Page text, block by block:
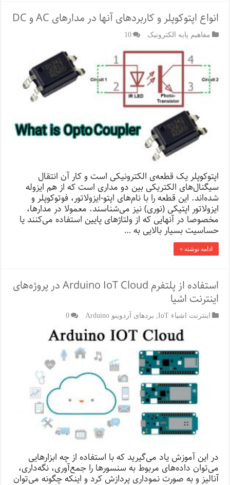
انواع اپتوکوپلر و کاربردهای آنها در مدارهای AC و DC
مفاهیم پایه الکترونیک 10
اپتوکوپلر یک قطعه‌ی الکترونیکی است و کار آن انتقال
سیگنال‌های الکتریکی بین دو مداری است که از هم ایزوله
شده‌اند. این قطعه را با نام‌های اپتو-ایزولاتور، فوتوکوپلر و
ایزولاتور اپتیکی (نوری) نیز می‌شناسند. معمولا در مدارها،
مخصوصا در آنهایی که از ولتاژهای پایین استفاده می‌کنند یا
حساسیت بسیار بالایی به …
ادامه نوشته »
استفاده از پلتفرم Arduino IoT Cloud در پروژه‌های
اینترنت اشیا
اینترنت اشیاء IoT بردهای آردوینو Arduino 0
در این آموزش یاد می‌گیرید که با استفاده از چه ابزارهایی
می‌توان داده‌‌های مربوط به سنسورها را جمع‌آوری، نگه‌داری،
آنالیز و به صورت نموداری پردازش کرد و اینکه چگونه می‌توان